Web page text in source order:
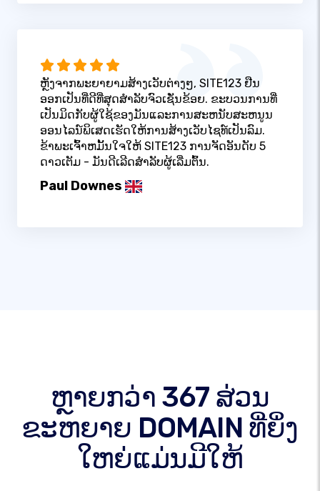
ຫຼັງຈາກພະຍາຍາມສ້າງເວັບຕ່າງໆ, SITE123 ຢືນ
ອອກເປັນທີ່ດີທີ່ສຸດສໍາລັບຈົວເຊັ່ນຂ້ອຍ. ຂະບວນການທີ່
ເປັນມິດກັບຜູ້ໃຊ້ຂອງມັນແລະການສະຫນັບສະຫນູນ
ອອນໄລນ໌ພິເສດເຮັດໃຫ້ການສ້າງເວັບໄຊທ໌ເປັນລົມ.
ຂ້າພະເຈົ້າຫມັ້ນໃຈໃຫ້ SITE123 ການຈັດອັນດັບ 5
ດາວເຕັມ - ມັນດີເລີດສໍາລັບຜູ້ເລີ່ມຕົ້ນ.
Paul Downes
ຫຼາຍກວ່າ 367 ສ່ວນ
ຂະຫຍາຍ DOMAIN ທີ່ຍິ່ງ
ໃຫຍ່ແມ່ນມີໃຫ້